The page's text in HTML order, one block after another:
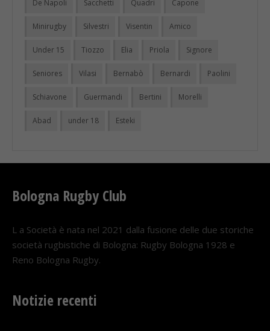
De Napoli Sacchetti Quadri Capone
Minirugby Silvestri Visentin Amico
Under 15 Tiozzo Elia Priola Signore
Seniores Vilasi Bernabò Bernardi Paolini
Schiavone Guermandi Bertini Morelli
Abad under 18 Esteki
Bologna Rugby Club
L a Società è nata nel 2021 dalla fusione delle due storiche
società rugbistiche di Bologna: Rugby Bologna 1928 e
Reno Bologna Rugby.
Notizie recenti